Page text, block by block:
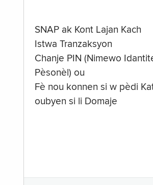
SNAP ak Kont Lajan Kach
Istwa Tranzaksyon
Chanje PIN (Nimewo
Pèsonèl) ou
Fè nou konnen si w pèdi
oubyen si li Domaje